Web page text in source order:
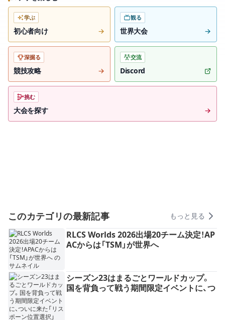
学ぶ
初心者向け
観る
世界大会
深掘る
競技攻略
交流
Discord
挑む
大会を探す
このカテゴリの最新記事 もっと見る
RLCS Worlds 2026出場20チーム決定！AP
ACからは「TSM」が世界へ
シーズン23はまるごとワールドカップ。
国を背負って戦う期間限定イベントに、つ